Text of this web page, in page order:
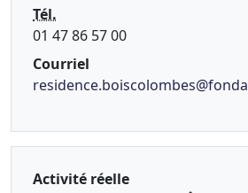
Tél.
01 47 86 57 00
Courriel
Activité réelle